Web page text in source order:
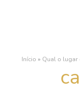
Início » Qual o lugar